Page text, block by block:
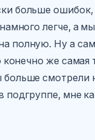
больше
легче, а
полную. Ну а
же самая
смотрели
мне